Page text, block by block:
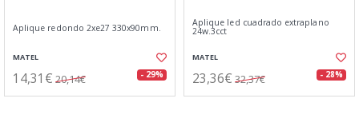
Aplique redondo 2xe27 330x90mm.
MATEL
14,31€ 20,14€ - 29%
Aplique led cuadrado extraplano
24w.3cct
MATEL
23,36€ 32,37€ - 28%